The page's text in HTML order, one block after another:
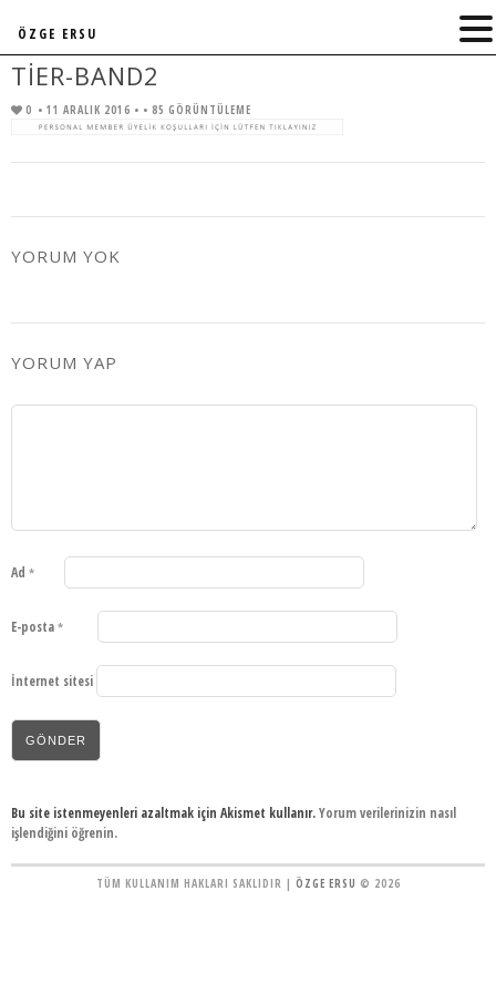
TIER-BAND2
0 • 11 ARALIK 2016 • • 85 GÖRÜNTÜLEME
YORUM YOK
YORUM YAP
Ad *
E-posta *
İnternet sitesi
Bu site istenmeyenleri azaltmak için Akismet kullanır.Yorum verilerinizin nasıl
işlendiğini öğrenin.
TÜM KULLANIM HAKLARI SAKLIDIR | ÖZGE ERSU © 2026
ÖZGE ERSU